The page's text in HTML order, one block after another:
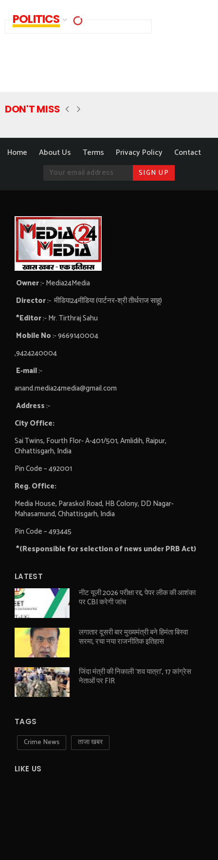
POLITICS
DON'T MISS
Home About Us Terms Privacy Policy Contact
Owner:- Media24Media
Director:- मीडिया24मीडिया (पार्टनर-श्री तीर्थराज साहू)
*Editor:- Mr. Tirthraj Sahu
Mobile No:- 9669140004
,9424240004
E-mail:-
anand.media24media@gmail.com
Address:-
City Office:
Sai Twins, Fourth Flor- A-401/501, Amlidih, Raipur,
Chhattisgarh, India
Pin Code – 492001
Reg. Office:
Media House, Paraskol Road, HB Colony, DD Nagar-
Mahasamund, Chhattisgarh, India
Pin Code – 493445
*(Responsible for selection of news under PRB Act)
LATEST
नीट यूजी 2026 परीक्षा रद्द, पेपर लीक की आशंका
पर CBI करेगी जांच
लगातार दूसरी बार मुख्यमंत्री बने हिमंता बिस्वा
सरमा, रचा नया राजनीतिक इतिहास
जिंदा मंत्री की निकाली ‘शव यात्रा’, 17 कांग्रेस
नेताओं पर FIR
TAGS
Crime News ताजा खबर
LIKE US